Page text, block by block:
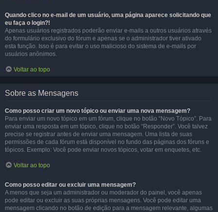
Quando clico no e-mail de um usuário, uma página aparece solicitando que
eu faça o login?!
Apenas usuários registrados poderão enviar e-mails a outros usuários através
do formulário exclusivo do fórum e apenas se o administrador tiver ativado
esta função. Isso é para evitar o uso malicioso do sistema de e-mails por
usuários anônimos.
Voltar ao topo
Sobre as Mensagens
Como posso criar um novo tópico ou enviar uma nova mensagem?
Para enviar um novo tópico em um fórum, clique no botão “Novo Tópico”. Para
enviar uma resposta em um tópico, clique no botão “Responder”. Você talvez
precise se registrar antes de enviar uma mensagem. Uma lista de suas
permissões de cada fórum está disponível no fundo das páginas dos fóruns e
tópicos. Exemplo: Você pode enviar novos tópicos, votar em enquetes, etc.
Voltar ao topo
Como posso editar ou excluir uma mensagem?
A menos que seja um administrador ou moderador do painel, você apenas
pode editar ou excluir as suas próprias mensagens. Você pode editar uma
mensagem clicando no botão de edição para a mensagem relevante, algumas